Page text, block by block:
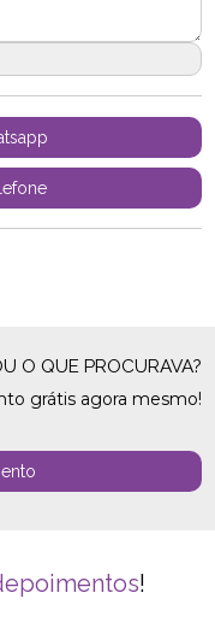
O QUE PROCURAVA?
grátis agora mesmo!
!